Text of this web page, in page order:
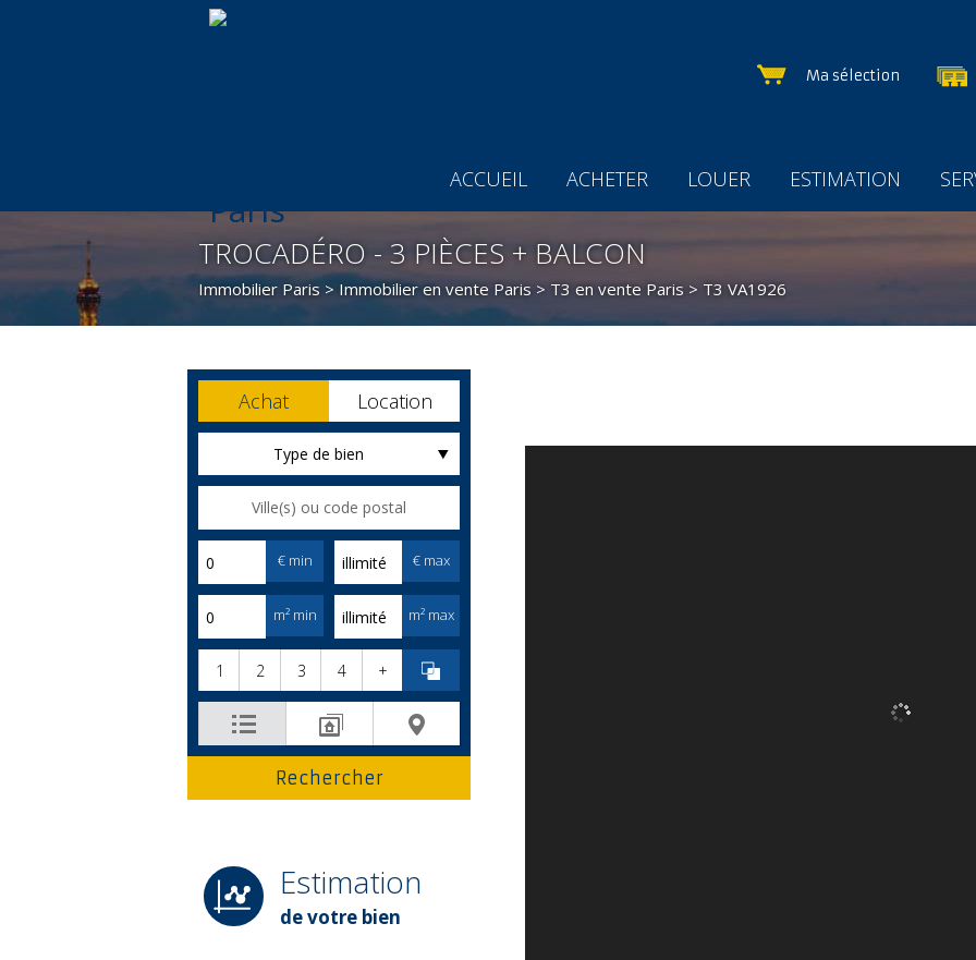
Ma sélection
ACCUEIL ACHETER LOUER ESTIMATION
TROCADÉRO - 3 PIÈCES + BALCON
Immobilier Paris > Immobilier en vente Paris > T3 en vente Paris > T3 VA1926
Achat Location
Type de bien
€ min € max
m² min m² max
1 2 3 4 +
Estimation
de votre bien